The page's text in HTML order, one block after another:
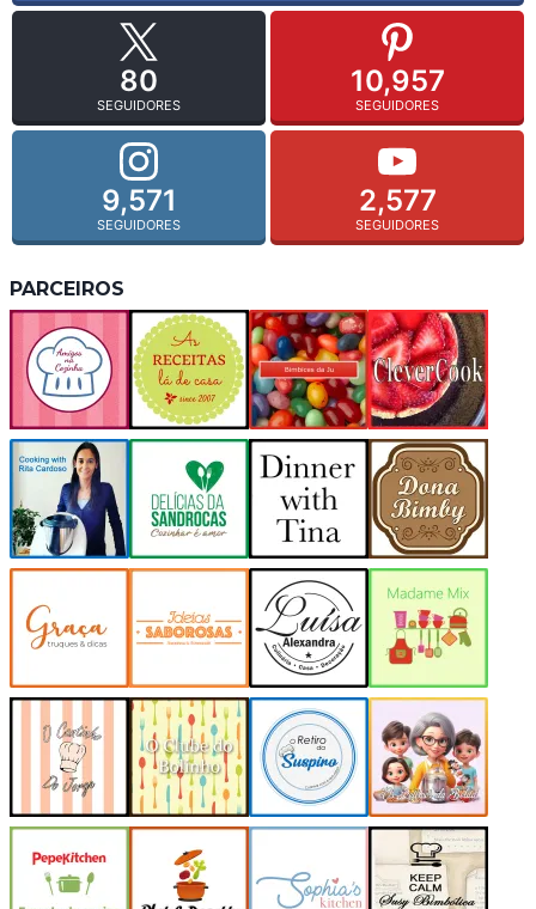
80
SEGUIDORES
10,957
SEGUIDORES
9,571
SEGUIDORES
2,577
SEGUIDORES
PARCEIROS